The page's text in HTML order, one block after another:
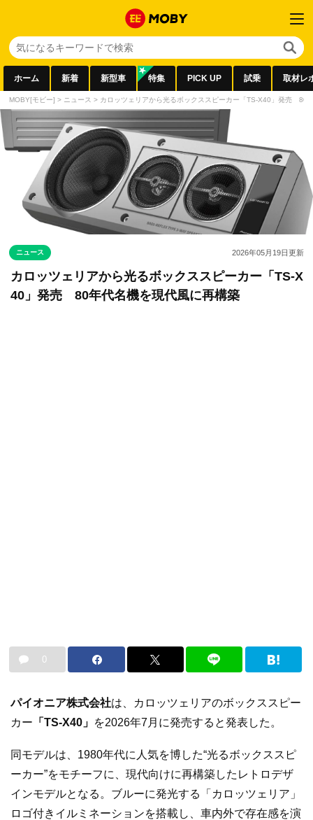
ホーム 新着 新型車 特集 PICK UP 試乗 取材レ
MOBY[モビー] > ニュース > カロッツェリアから光るボックススピーカー「TS-X40」発売 80
ニュース 2026年05月19日更新
カロッツェリアから光るボックススピーカー「TS-X
40」発売 80年代名機を現代風に再構築
0
パイオニア株式会社は、カロッツェリアのボックススピー
カー 「TS-X40」 を2026年7月に発売すると発表した。
同モデルは、1980年代に人気を博した“光るボックススピ
ーカー”をモチーフに、現代向けに再構築したレトロデザ
インモデルとなる。ブルーに発光する「カロッツェリア」
ロゴ付きイルミネーションを搭載し、車内外で存在感を演